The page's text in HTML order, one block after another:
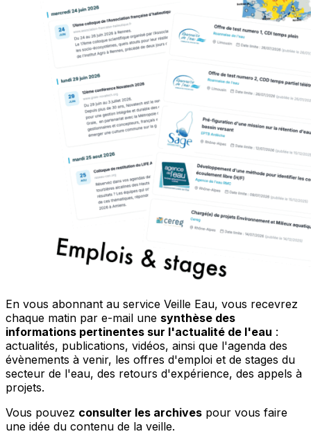
En vous abonnant au service Veille Eau, vous recevrez
chaque matin par e-mail une synthèse des
informations pertinentes sur l'actualité de l'eau :
actualités, publications, vidéos, ainsi que l'agenda des
évènements à venir, les offres d'emploi et de stages du
secteur de l'eau, des retours d'expérience, des appels à
projets.
Vous pouvez consulter les archives pour vous faire
une idée du contenu de la veille.